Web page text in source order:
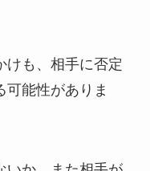
けも、相手に否定
可能性がありま